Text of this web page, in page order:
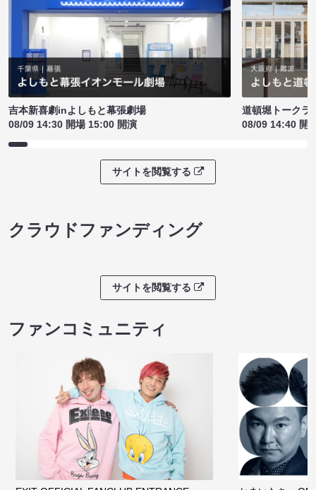
吉本新喜劇inよしもと幕張劇場
08/09 14:30 開場 15:00 開演
道頓堀トークラ
08/09 14:40 開
サイトを閲覧する
クラウドファンディング
サイトを閲覧する
ファンコミュニティ